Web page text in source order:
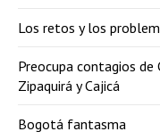
Los retos y los
Preocupa contagios de
Zipaquirá y Cajicá
Bogotá fantasma